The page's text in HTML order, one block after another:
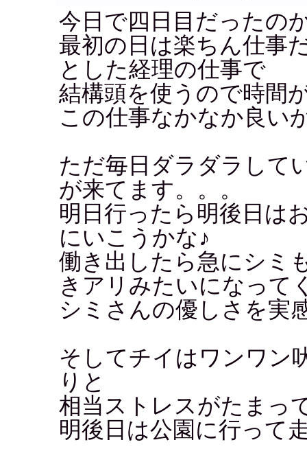
今日で四日目だったの
最初の日は楽ちん仕事
とした経理の仕事で
結構頭を使うので時間
この仕事なかなか良い
ただ毎日ダラダラして
が来てます。。。
明日行ったら明後日は
にいこうかな♪
働き出したら急にシミ
きアリみたいになって
シミさんの優しさを実
そしてチイはワンワン
りと
相当ストレスがたまっ
明後日は公園に行って